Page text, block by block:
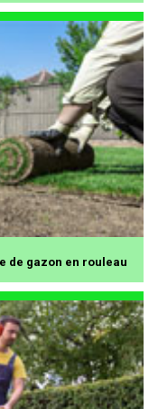
de gazon en rouleau